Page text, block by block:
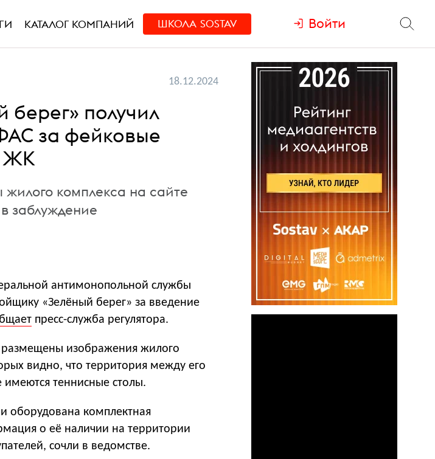
КАТАЛОГ КОМПАНИЙ ШКОЛА SOSTAV Войти
18.12.2024
берег» получил
за фейковые
ЖК
комплекса на сайте
заблуждение
антимонопольной службы
«Зелёный берег» за введение
пресс-служба регулятора.
размещены изображения жилого
видно, что территория между его
имеются теннисные столы.
оборудована комплектная
о её наличии на территории
сочли в ведомстве.